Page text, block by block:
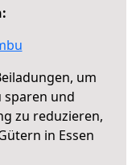
um
sparen und
zu reduzieren,
in Essen